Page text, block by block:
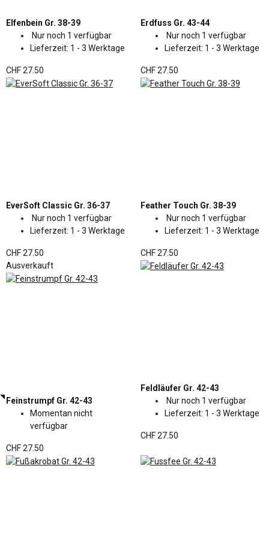
Elfenbein Gr. 38-39
Nur noch 1 verfügbar
Lieferzeit: 1 - 3 Werktage
CHF 27.50
Erdfuss Gr. 43-44
Nur noch 1 verfügbar
Lieferzeit: 1 - 3 Werktage
CHF 27.50
EverSoft Classic Gr. 36-37
Nur noch 1 verfügbar
Lieferzeit: 1 - 3 Werktage
CHF 27.50
Feather Touch Gr. 38-39
Nur noch 1 verfügbar
Lieferzeit: 1 - 3 Werktage
CHF 27.50
Ausverkauft
Feinstrumpf Gr. 42-43
Momentan nicht
verfügbar
CHF 27.50
Feldläufer Gr. 42-43
Nur noch 1 verfügbar
Lieferzeit: 1 - 3 Werktage
CHF 27.50